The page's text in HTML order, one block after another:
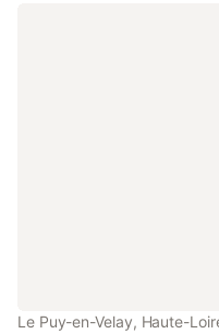
Le Puy-en-Velay, Haute-